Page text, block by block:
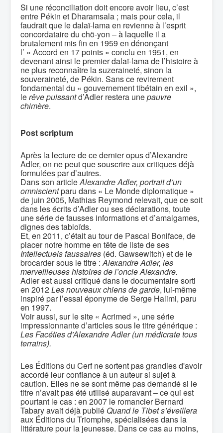
Si une réconciliation doit encore avoir lieu, c’est
entre Pékin et Dharamsala ; mais pour cela, il
faudrait que le dalaï-lama en revienne à l’esprit
concordataire du chö-yon – à laquelle il a
brutalement mis fin en 1959 en dénonçant
l’ « Accord en 17 points » conclu en 1951, en
devenant ainsi le premier dalaï-lama de l’histoire à
ne plus reconnaître la suzeraineté, sinon la
souveraineté, de Pékin. Sans ce revirement
fondamental du « gouvernement tibétain en exil »,
lerêve puissantd’Adler restera unepauvre
chimère.
Post scriptum
Après la lecture de ce dernier opus d’Alexandre
Adler, on ne peut que souscrire aux critiques déjà
formulées par d’autres.
Dans son articleAlexandre Adler, portrait d’un
omniscientparu dans « Le Monde diplomatique »
de juin 2005, Mathias Reymond relevait, que ce soit
dans les écrits d’Adler ou ses déclarations, toute
une série de fausses informations et d’amalgames,
dignes des tabloïds.
Et, en 2011, c’était au tour de Pascal Boniface, de
placer notre homme en tête de liste de ses
Intellectuels faussaires (éd. Gawsewitch) et de le
brocarder sous le titre :Alexandre Adler, les
merveilleuses histoires de l’oncle Alexandre.
Adler est aussi critiqué dans le documentaire sorti
en 2012Les nouveaux chiens de garde, lui-même
inspiré par l’essai éponyme de Serge Halimi, paru
en 1997.
Voir aussi, sur le site « Acrimed », une série
impressionnante d’articles sous le titre générique :
Les Facéties d’Alexandre Adler (un médicrate tous
terrains).
Les Éditions du Cerf ne sortent pas grandies d'avoir
accordé leur confiance à un auteur si sujet à
caution. Elles ne se sont même pas demandé si le
titre n’avait pas été utilisé auparavant – ce qui est
pourtant le cas : en 2007 le romancier Bernard
Tabary avait déjà publié Quand le Tibet s’éveillera
aux Éditions du Triomphe, spécialisées dans la
littérature pour la jeunesse. Dans ce cas au moins,